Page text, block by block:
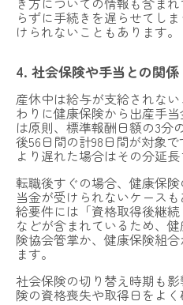
らずに手続きを遅らせてし
けられないこともあります。
4. 社会保険や手当との関係
産休中は給与が支給されな
わりに健康保険から出産手
は原則、標準報酬日額の3分
後56日間の計98日間が対象
より遅れた場合はその分延長
転職後すぐの場合、健康保
当金が受けられないケース
給要件には「資格取得後継続
などが含まれているため、
険協会管掌か、健康保険組
ます。
社会保険の切り替え時期も
険の資格喪失や取得日をよく